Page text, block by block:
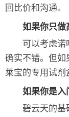
回比价和沟通。
如果你只做
可以考虑诺
确实不错。但如
莱宝的专用试剂
如果你是入
碧云天的基